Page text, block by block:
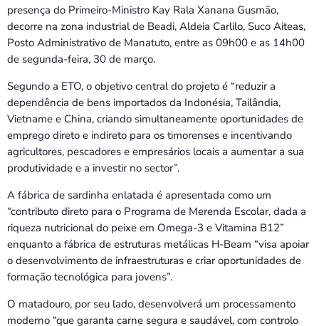
presença do Primeiro-Ministro Kay Rala Xanana Gusmão,
decorre na zona industrial de Beadi, Aldeia Carlilo, Suco Aiteas,
Posto Administrativo de Manatuto, entre as 09h00 e as 14h00
de segunda-feira, 30 de março.
Segundo a ETO, o objetivo central do projeto é “reduzir a
dependência de bens importados da Indonésia, Tailândia,
Vietname e China, criando simultaneamente oportunidades de
emprego direto e indireto para os timorenses e incentivando
agricultores, pescadores e empresários locais a aumentar a sua
produtividade e a investir no sector”.
A fábrica de sardinha enlatada é apresentada como um
“contributo direto para o Programa de Merenda Escolar, dada a
riqueza nutricional do peixe em Omega-3 e Vitamina B12”
enquanto a fábrica de estruturas metálicas H-Beam “visa apoiar
o desenvolvimento de infraestruturas e criar oportunidades de
formação tecnológica para jovens”.
O matadouro, por seu lado, desenvolverá um processamento
moderno “que garanta carne segura e saudável, com controlo